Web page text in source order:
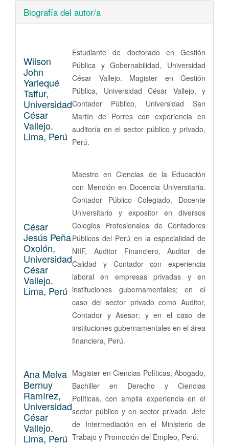
Biografía del autor/a
Wilson
John
Yarlequé
Taffur,
Universidad
César
Vallejo.
Lima, Perú
Estudiante de doctorado en Gestión
Pública y Gobernabilidad, Universidad
César Vallejo. Magister en Gestión
Pública, Universidad César Vallejo, y
Contador Público, Universidad San
Martín de Porres con experiencia en
auditoría en el sector público y privado,
Perú.
César
Jesús Peña
Oxolón,
Universidad
César
Vallejo.
Lima, Perú
Maestro en Ciencias de la Educación
con Mención en Docencia Universitaria.
Contador Público Colegiado, Docente
Universitario y expositor en diversos
Colegios Profesionales de Contadores
Públicos del Perú en la especialidad de
NIIF, Auditor Financiero, Auditor de
Calidad y Contador con experiencia
laboral en empresas privadas y en
instituciones gubernamentales; en el
caso del sector privado como Auditor,
Contador y Asesor; y en el caso de
instituciones gubernamentales en el área
financiera, Perú.
Ana Melva
Bernuy
Ramírez,
Universidad
César
Vallejo.
Lima, Perú
Magister en Ciencias Políticas, Abogado,
Bachiller en Derecho y Ciencias
Políticas, con amplia experiencia en el
sector público y en sector privado. Jefe
de Intermediación en el Ministerio de
Trabajo y Promoción del Empleo, Perú.